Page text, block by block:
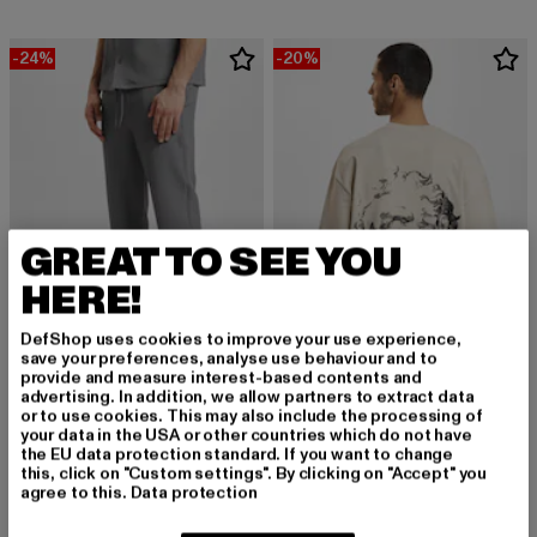
-24%
DEF
Paris
53,19 EUR
Derzeitiger Preis: 53,19 EUR
69,99 EURAktionspreis: 69,99 EUR
-20%
DEF
Boy
19,99 EUR
Derzeitiger Preis: 19,99 EUR
24,99 EURAktionspreis:
GREAT TO SEE YOU
HERE!
DefShop uses cookies to improve your use experience,
save your preferences, analyse use behaviour and to
provide and measure interest-based contents and
advertising. In addition, we allow partners to extract data
or to use cookies. This may also include the processing of
your data in the USA or other countries which do not have
the EU data protection standard. If you want to change
this, click on "Custom settings". By clicking on "Accept" you
agree to this. Data protection